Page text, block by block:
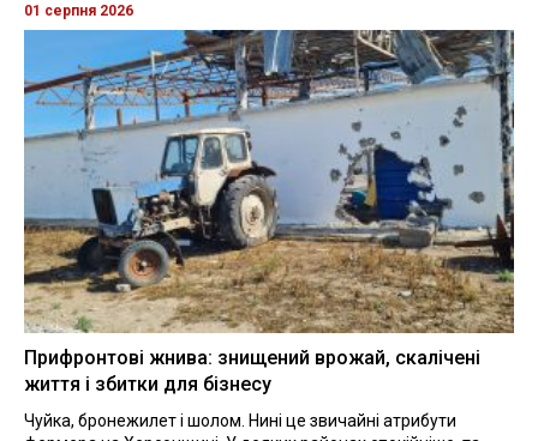
01 серпня 2026
Прифронтові жнива: знищений врожай, скалічені
життя і збитки для бізнесу
Чуйка, бронежилет і шолом. Нині це звичайні атрибути